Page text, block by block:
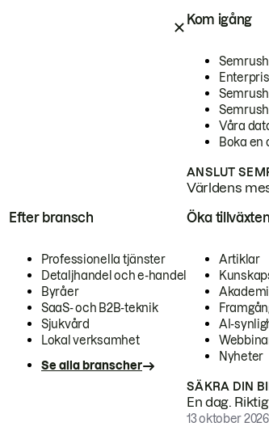
Kom igång
Semrush
Våra
Boka en
ANSLUT
Världens
Efter bransch
Professionella tjänster
Detaljhandel och e-handel
Byråer
SaaS- och B2B-teknik
Sjukvård
Lokal verksamhet
Se alla branscher
Öka
Artiklar
Akademi
AI-
Nyheter
SÄKRA DIN
En dag.
13 oktober 2026